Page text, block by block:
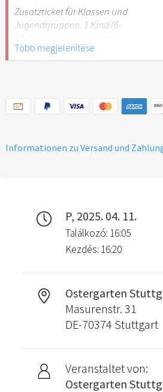
Stuttgart nicht
empfehlenswert.
Zusatzticket für Klassen und
Jugendgruppen. 1 Kind (6-
Schülerausweis.
Stuttgart nicht
empfehlenswert.
Több megjelenítése
Informationen zu Versand und
P, 2025. 04. 11.
Találkozó: 16:05
Kezdés: 16:20
Ostergarten
Masurenstr. 31
DE-70374 Stuttgart
Veranstaltet von:
Ostergarten